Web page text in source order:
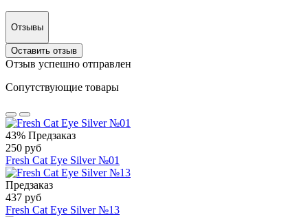
Отзывы
Оставить отзыв
Отзыв успешно отправлен
Сопутствующие товары
43% Предзаказ
250 руб
Fresh Cat Eye Silver №01
Предзаказ
437 руб
Fresh Cat Eye Silver №13